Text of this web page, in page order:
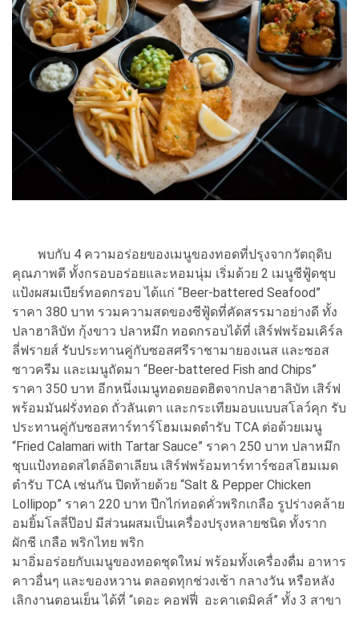
พบกับ 4 ความอร่อยของเมนูของทอดที่ปรุงจากวัตถุดิบ
คุณภาพดี ทั้งกรอบอร่อยและหอมนุ่ม เริ่มด้วย 2 เมนูซีฟู้ดชุบ
แป้งผสมเบียร์ทอดกรอบ ได้แก่ “Beer-battered Seafood”
ราคา 380 บาท รวมความสดของซีฟู้ดที่คัดสรรมาอย่างดี ทั้ง
ปลาฮาลิบัท กุ้งขาว ปลาหมึก ทอดกรอบได้ที่ เสิร์ฟพร้อมเคิร์ล
ลี่ฟรายส์ รับประทานคู่กับซอสศรีราชามายองเนส และซอส
ซาวครีม และเมนูถัดมา “Beer-battered Fish and Chips”
ราคา 350 บาท อีกหนึ่งเมนูทอดยอดฮิตจากปลาฮาลิบัท เสิร์ฟ
พร้อมมันฝรั่งทอด ถั่วลันเตา และกระเทียมอบแบบสโลว์คุก รับ
ประทานคู่กับซอสทาร์ทาร์โฮมเมดตำรับ TCA ต่อด้วยเมนู
“Fried Calamari with Tartar Sauce” ราคา 250 บาท ปลาหมึก
ชุบแป้งทอดสไตล์อิตาเลียน เสิร์ฟพร้อมทาร์ทาร์ซอสโฮมเมด
ตำรับ TCA เช่นกัน ปิดท้ายด้วย “Salt & Pepper Chicken
Lollipop” ราคา 220 บาท ปีกไก่ทอดคั่วพริกเกลือ รูปร่างคล้าย
อมยิ้มโลลี่ป๊อป มีส่วนผสมเป็นเครื่องปรุงหลายชนิด ทั้งราก
ผักชี เกลือ พริกไทย พริก
มาอิ่มอร่อยกับเมนูของทอดชุดใหม่ พร้อมทั้งเครื่องดื่ม อาหาร
คาวอื่นๆ และของหวาน ตลอดทุกช่วงเช้า กลางวัน หรือหลัง
เลิกงานตอนเย็น ได้ที่ “เดอะ คอฟฟี่ อะคาเดมิคส์” ทั้ง 3 สาขา